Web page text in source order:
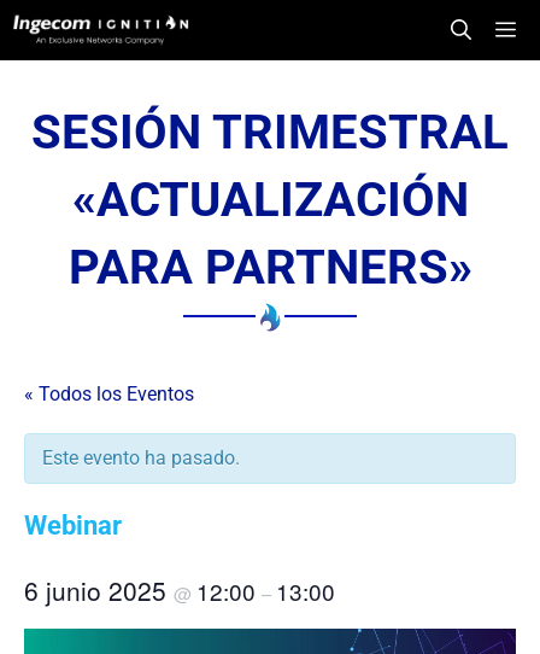
Saltar
SESIÓN TRIMESTRAL
«ACTUALIZACIÓN
PARA PARTNERS»
« Todos los Eventos
Este evento ha pasado.
Webinar
6 junio 2025 @ 12:00 – 13:00